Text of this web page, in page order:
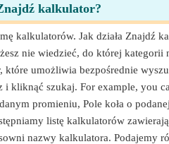
kalkulator?
kalkulatorów. Jak działa Znajdź
nie wiedzieć, do której kategorii
umożliwia bezpośrednie
kliknąć szukaj. For example, you
promieniu, Pole koła o
listę kalkulatorów
nazwy kalkulatora. Podajemy